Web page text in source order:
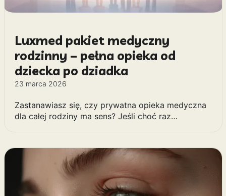
Luxmed pakiet medyczny
rodzinny – pełna opieka od
dziecka po dziadka
23 marca 2026
Zastanawiasz się, czy prywatna opieka medyczna
dla całej rodziny ma sens? Jeśli choć raz…